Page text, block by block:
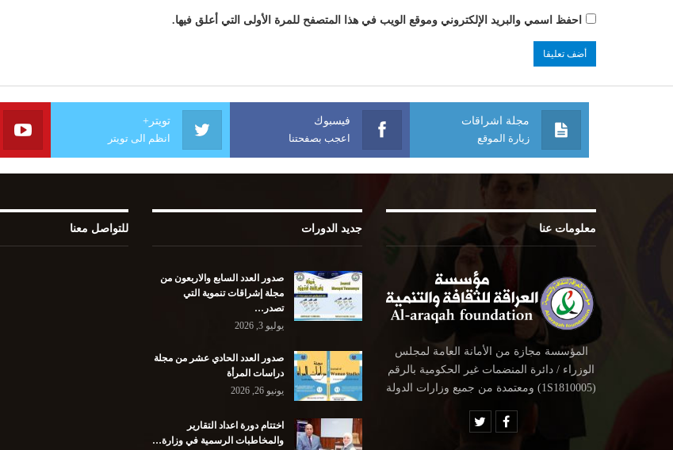
احفظ اسمي والبريد الإلكتروني وموقع الويب في هذا المتصفح للمرة الأولى التي أعلق فيها.
مجلة اشراقات
زيارة الموقع
فيسبوك
اعجب بصفحتنا
تويتر+
انظم الى تويتر
معلومات عنا
المؤسسة مجازة من الأمانة العامة لمجلس
الوزراء / دائرة المنضمات غير الحكومية بالرقم
(1S1810005) ومعتمدة من جميع وزارات الدولة
جديد الدورات
صدور العدد السابع والاربعون من
مجلة إشراقات تنموية التي
تصدر…
يوليو 3, 2026
صدور العدد الحادي عشر من مجلة
دراسات المرأة
يونيو 26, 2026
اختتام دورة اعداد التقارير
والمخاطبات الرسمية في وزارة…
للتواصل معنا